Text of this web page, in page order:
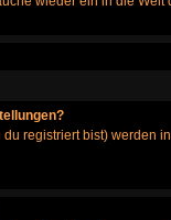
registriert bist) werden